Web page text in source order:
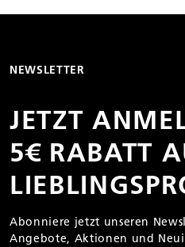
NEWSLETTER
JETZT
5€ RABATT
Abonniere jetzt unseren
Angebote, Aktionen und